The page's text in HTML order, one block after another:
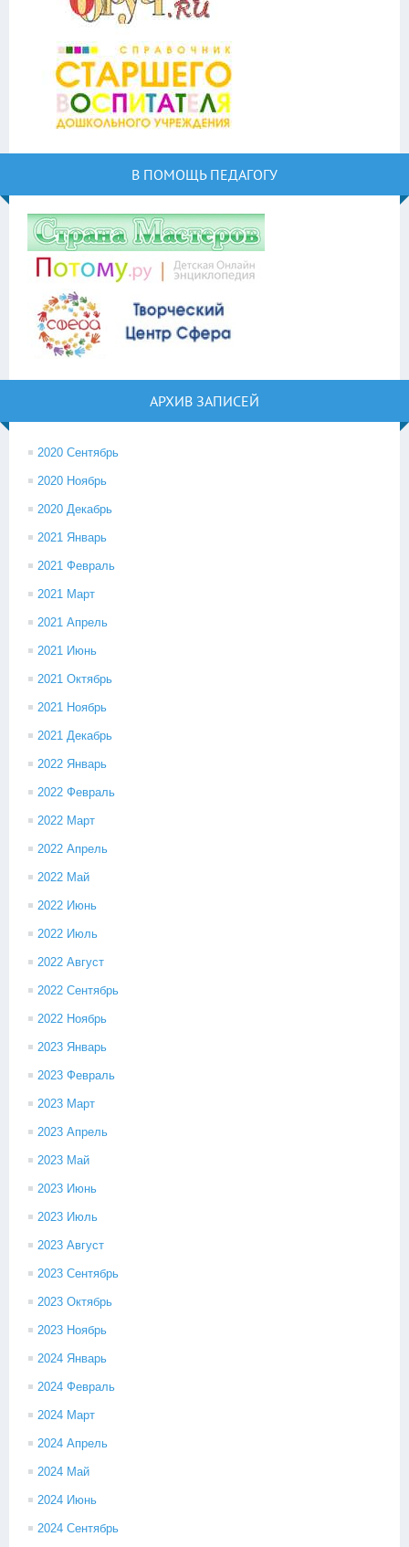
В ПОМОЩЬ ПЕДАГОГУ
АРХИВ ЗАПИСЕЙ
2020 Сентябрь
2020 Ноябрь
2020 Декабрь
2021 Январь
2021 Февраль
2021 Март
2021 Апрель
2021 Июнь
2021 Октябрь
2021 Ноябрь
2021 Декабрь
2022 Январь
2022 Февраль
2022 Март
2022 Апрель
2022 Май
2022 Июнь
2022 Июль
2022 Август
2022 Сентябрь
2022 Ноябрь
2023 Январь
2023 Февраль
2023 Март
2023 Апрель
2023 Май
2023 Июнь
2023 Июль
2023 Август
2023 Сентябрь
2023 Октябрь
2023 Ноябрь
2024 Январь
2024 Февраль
2024 Март
2024 Апрель
2024 Май
2024 Июнь
2024 Сентябрь